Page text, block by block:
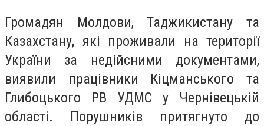
Громадян Молдови, Таджикистану та
Казахстану, які проживали на території
України за недійсними документами,
виявили працівники Кіцманського та
Глибоцького РВ УДМС у Чернівецькій
області. Порушників притягнуто до